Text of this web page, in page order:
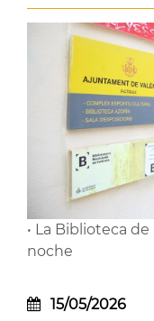
• La Biblioteca
noche
15/05/2026